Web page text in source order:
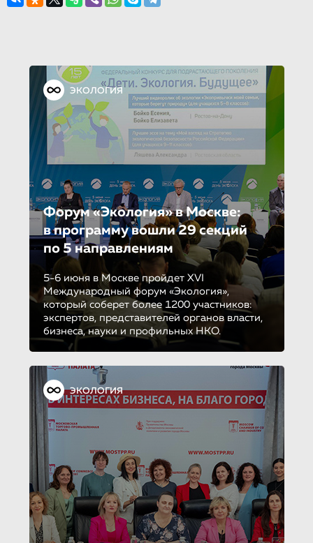
ЭКОЛОГИЯ
Форум «Экология» в Москве:
в программу вошли 29 секций
по 5 направле­ни­ям
5-6 июня в Москве пройдет XVI
Международный форум «Экология»,
который соберет более 1200 участников:
экспертов, представителей органов власти,
бизнеса, науки и профильных НКО.
ЭКОЛОГИЯ